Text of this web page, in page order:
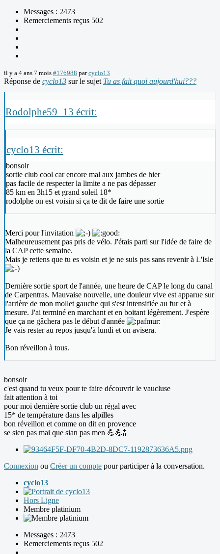
Messages : 2473
Remerciements reçus 502
il y a 4 ans 7 mois #176988 parcyclo13
Réponse de cyclo13 sur le sujet Tu as fait quoi aujourd'hui???
Rodolphe59_13 écrit:
cyclo13 écrit:
bonsoir
sortie club cool car encore mal aux jambes de hier
pas facile de respecter la limite a ne pas dépasser
85 km en 3h15 et grand soleil 18*
rodolphe on est voisin si ça te dit de faire une sortie
Merci pour l'invitation
Malheureusement pas pris de vélo. J'étais parti sur l'idée de faire de
la CAP cette semaine.
Mais je retiens que tu es voisin et je ne suis pas sans revenir à L'Isle
Dernière sortie sport de l'année, une heure de CAP le long du canal
de Carpentras. Mauvaise nouvelle, une douleur vive est apparue sur
l'arrière de mon mollet gauche qui s'est intensifiée au fur et à
mesure. J'ai terminé en marchant et en boitant légèrement. J'espère
que ça ne gâchera pas le début d'année
Je vais rester au repos jusqu'à lundi et on avisera.
Bon réveillon à tous.
bonsoir
c'est quand tu veux pour te faire découvrir le vaucluse
fait attention à toi
pour moi dernière sortie club un régal avec
15* de température dans les alpilles
bon réveillon et comme on dit en provence
se sien pas mai que sian pas men 💪💪🍾
Connexion ou Créer un compte pour participer à la conversation.
cyclo13
Hors Ligne
Membre platinium
Messages : 2473
Remerciements reçus 502